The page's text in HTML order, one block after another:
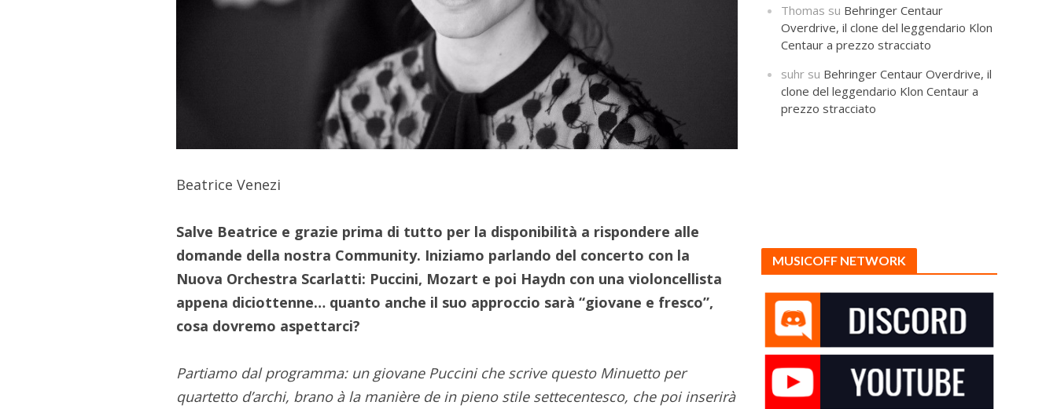
Beatrice Venezi
Salve Beatrice e grazie prima di tutto per la disponibilità a rispondere alle
domande della nostra Community. Iniziamo parlando del concerto con la
Nuova Orchestra Scarlatti: Puccini, Mozart e poi Haydn con una violoncellista
appena diciottenne… quanto anche il suo approccio sarà “giovane e fresco”,
cosa dovremo aspettarci?
Partiamo dal programma: un giovane Puccini che scrive questo Minuetto per
quartetto d’archi, brano à la manière de in pieno stile settecentesco, che poi inserirà
Thomas su Behringer Centaur
Overdrive, il clone del leggendario Klon
Centaur a prezzo stracciato
suhr su Behringer Centaur Overdrive, il
clone del leggendario Klon Centaur a
prezzo stracciato
MUSICOFF NETWORK